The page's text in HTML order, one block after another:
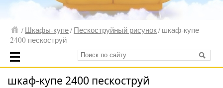
/ Шкафы-купе/ Пескоструйный рисунок/ шкаф-купе
2400 пескоструй
шкаф-купе 2400 пескоструй